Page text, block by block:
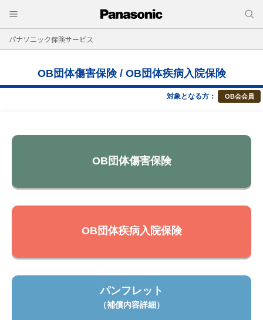
パナソニック保険サービス
OB団体傷害保険 / OB団体疾病入院保険
対象となる方： OB会会員
OB団体傷害保険
OB団体疾病入院保険
パンフレット
（補償内容詳細）